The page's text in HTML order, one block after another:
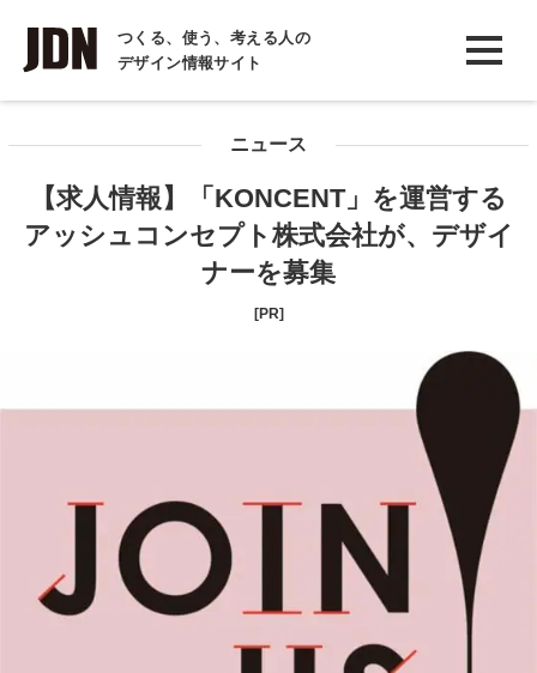
つくる、使う、考える人の
デザイン情報サイト
INTERVIEW
インタビュー
COLUMN
ニュース
【求人情報】「KONCENT」を運営する
アッシュコンセプト株式会社が、デザイ
ナーを募集
[PR]